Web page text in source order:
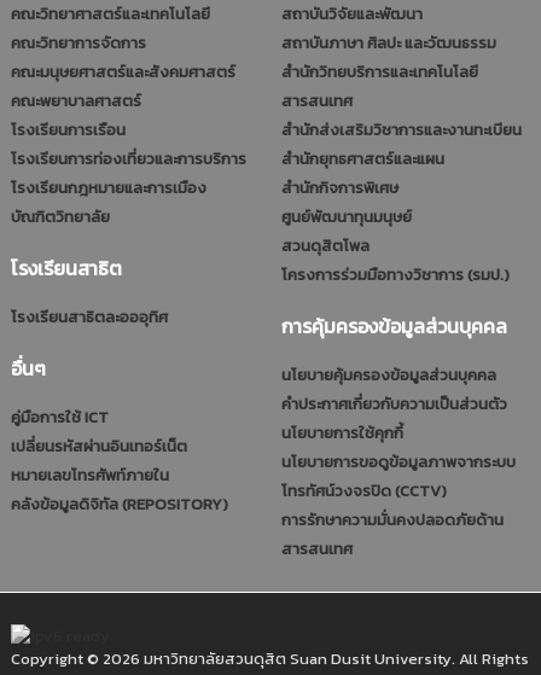
คณะวิทยาศาสตร์และเทคโนโลยี
คณะวิทยาการจัดการ
คณะมนุษยศาสตร์และสังคมศาสตร์
คณะพยาบาลศาสตร์
โรงเรียนการเรือน
โรงเรียนการท่องเที่ยวและการบริการ
โรงเรียนกฎหมายและการเมือง
บัณฑิตวิทยาลัย
โรงเรียนสาธิต
โรงเรียนสาธิตละอออุทิศ
อื่นๆ
คู่มือการใช้ ICT
เปลี่ยนรหัสผ่านอินเทอร์เน็ต
หมายเลขโทรศัพท์ภายใน
คลังข้อมูลดิจิทัล (REPOSITORY)
สถาบันวิจัยและพัฒนา
สถาบันภาษา ศิลปะ และวัฒนธรรม
สำนักวิทยบริการและเทคโนโลยี
สารสนเทศ
สำนักส่งเสริมวิชาการและงานทะเบียน
สำนักยุทธศาสตร์และแผน
สำนักกิจการพิเศษ
ศูนย์พัฒนาทุนมนุษย์
สวนดุสิตโพล
โครงการร่วมมือทางวิชาการ (รมป.)
การคุ้มครองข้อมูลส่วนบุคคล
นโยบายคุ้มครองข้อมูลส่วนบุคคล
คำประกาศเกี่ยวกับความเป็นส่วนตัว
นโยบายการใช้คุกกี้
นโยบายการขอดูข้อมูลภาพจากระบบ
โทรทัศน์วงจรปิด (CCTV)
การรักษาความมั่นคงปลอดภัยด้าน
สารสนเทศ
Copyright © 2026 มหาวิทยาลัยสวนดุสิต Suan Dusit University. All Rights